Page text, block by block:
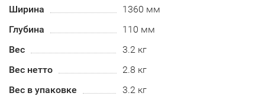
Ширина
1360 мм
Глубина
110 мм
Вес
3.2 кг
Вес нетто
2.8 кг
Вес в упаковке
3.2 кг